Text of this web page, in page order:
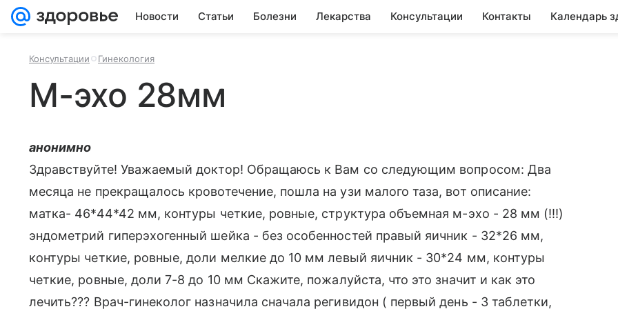
Новости Статьи Болезни Лекарства Консультации Контакты Календарь
Консультации Гинекология
М-эхо 28мм
анонимно
Здравствуйте! Уважаемый доктор! Обращаюсь к Вам со следующим вопросом: Два
месяца не прекращалось кровотечение, пошла на узи малого таза, вот описание:
матка- 46*44*42 мм, контуры четкие, ровные, структура объемная м-эхо - 28 мм (!!!)
эндометрий гиперэхогенный шейка - без особенностей правый яичник - 32*26 мм,
контуры четкие, ровные, доли мелкие до 10 мм левый яичник - 30*24 мм, контуры
четкие, ровные, доли 7-8 до 10 мм Скажите, пожалуйста, что это значит и как это
лечить??? Врач-гинеколог назначила сначала регивидон ( первый день - 3 таблетки,